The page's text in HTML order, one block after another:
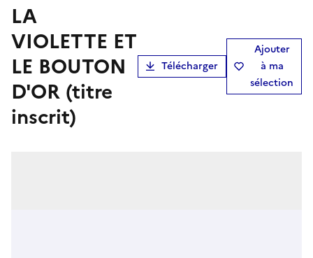
LA
VIOLETTE ET
LE BOUTON
D'OR (titre
inscrit)
Télécharger
Ajouter
à ma
sélection